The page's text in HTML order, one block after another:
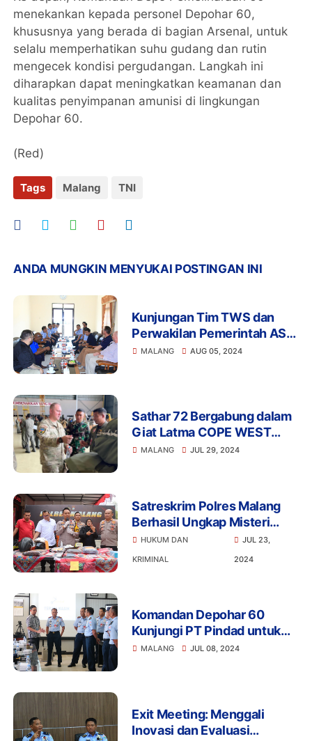
menekankan kepada personel Depohar 60,
khususnya yang berada di bagian Arsenal, untuk
selalu memperhatikan suhu gudang dan rutin
mengecek kondisi pergudangan. Langkah ini
diharapkan dapat meningkatkan keamanan dan
kualitas penyimpanan amunisi di lingkungan
Depohar 60.
(Red)
Tags Malang TNI
ANDA MUNGKIN MENYUKAI POSTINGAN INI
Kunjungan Tim TWS dan
Perwakilan Pemerintah AS
di Malang: Memperkuat
MALANG AUG 05, 2024
Sathar 72 Bergabung dalam
Giat Latma COPE WEST
2024
MALANG JUL 29, 2024
Satreskrim Polres Malang
Berhasil Ungkap Misteri
Meninggalnya IRT di Malang,
1 Tersangka Ditangkap di
HUKUM DAN
KRIMINAL
JUL 23,
2024
Komandan Depohar 60
Kunjungi PT Pindad untuk
Study Banding
MALANG JUL 08, 2024
Exit Meeting: Menggali
Inovasi dan Evaluasi